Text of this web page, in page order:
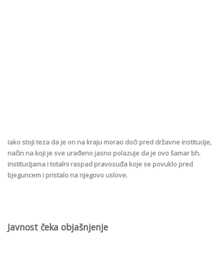
Iako stoji teza da je on na kraju morao doći pred državne institucije,
način na koji je sve urađeno jasno polazuje da je ovo šamar bh.
institucijama i totalni raspad pravosuđa koje se povuklo pred
bjeguncem i pristalo na njegovo uslove.
Javnost čeka objašnjenje